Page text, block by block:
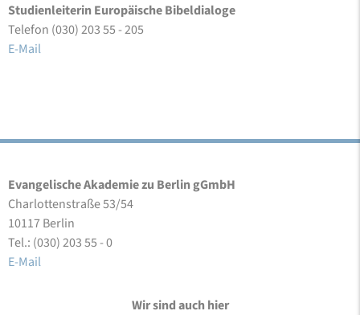
Studienleiterin Europäische Bibeldialoge
Telefon (030) 203 55 - 205
E-Mail
Evangelische Akademie zu Berlin gGmbH
Charlottenstraße 53/54
10117 Berlin
Tel.: (030) 203 55 - 0
E-Mail
Wir sind auch hier